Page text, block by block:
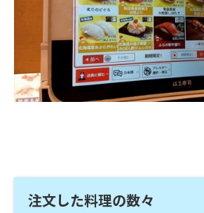
注文した料理の数々